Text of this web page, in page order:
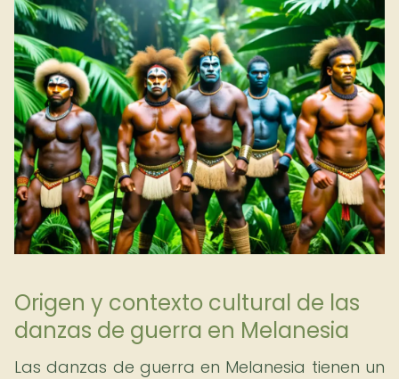
Origen y contexto cultural de las
danzas de guerra en Melanesia
Las danzas de guerra en Melanesia tienen un